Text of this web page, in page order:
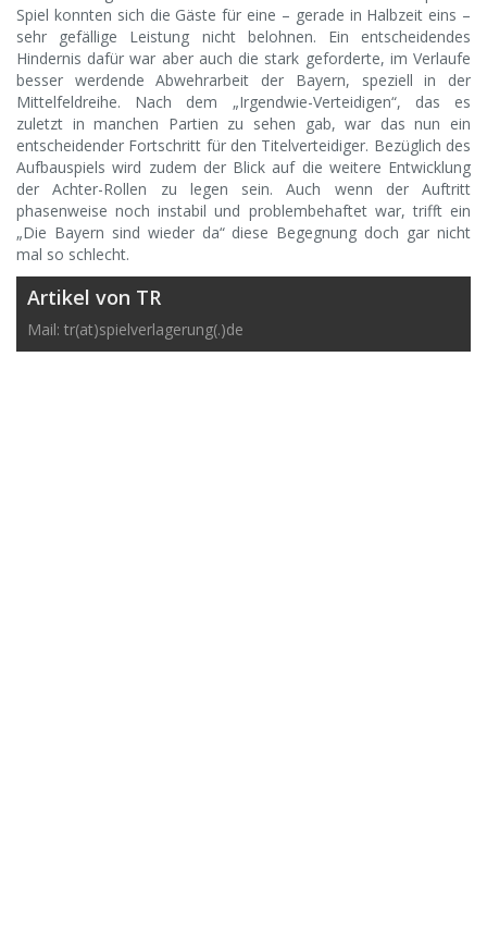
Spiel konnten sich die Gäste für eine – gerade in Halbzeit eins –
sehr gefällige Leistung nicht belohnen. Ein entscheidendes
Hindernis dafür war aber auch die stark geforderte, im Verlaufe
besser werdende Abwehrarbeit der Bayern, speziell in der
Mittelfeldreihe. Nach dem „Irgendwie-Verteidigen“, das es
zuletzt in manchen Partien zu sehen gab, war das nun ein
entscheidender Fortschritt für den Titelverteidiger. Bezüglich des
Aufbauspiels wird zudem der Blick auf die weitere Entwicklung
der Achter-Rollen zu legen sein. Auch wenn der Auftritt
phasenweise noch instabil und problembehaftet war, trifft ein
„Die Bayern sind wieder da“ diese Begegnung doch gar nicht
mal so schlecht.
Artikel von TR
Mail: tr(at)spielverlagerung(.)de